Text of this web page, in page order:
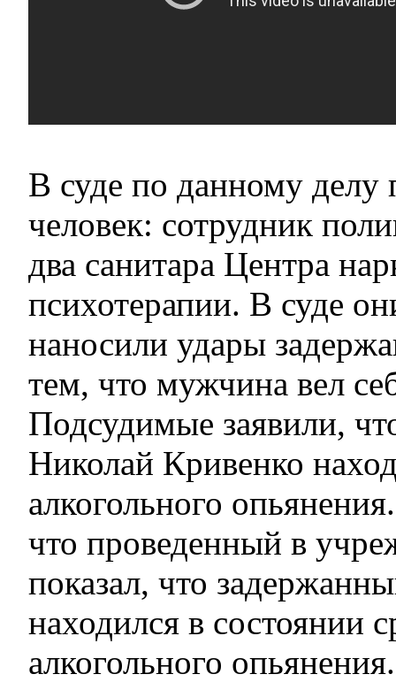
В суде по данному делу
человек: сотрудник
два санитара Центра
психотерапии. В суде
наносили удары
тем, что мужчина вел
Подсудимые заявили,
Николай Кривенко
алкогольного
что проведенный в
показал, что
находился в состоянии
алкогольного опьянения.